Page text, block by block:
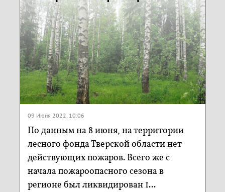
09 Июня 2022, 10:06
По данным на 8 июня, на территории
лесного фонда Тверской области нет
действующих пожаров. Всего же с
начала пожароопасного сезона в
регионе был ликвидирован 1...